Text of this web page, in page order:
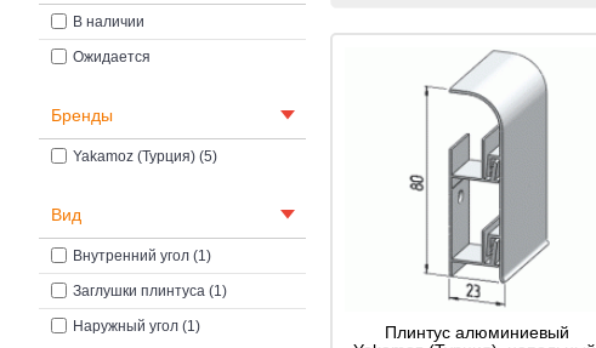
В наличии
Ожидается
Бренды
Yakamoz (Турция) (5)
Вид
Внутренний угол (1)
Заглушки плинтуса (1)
Наружный угол (1)
Плинтус алюминиевый